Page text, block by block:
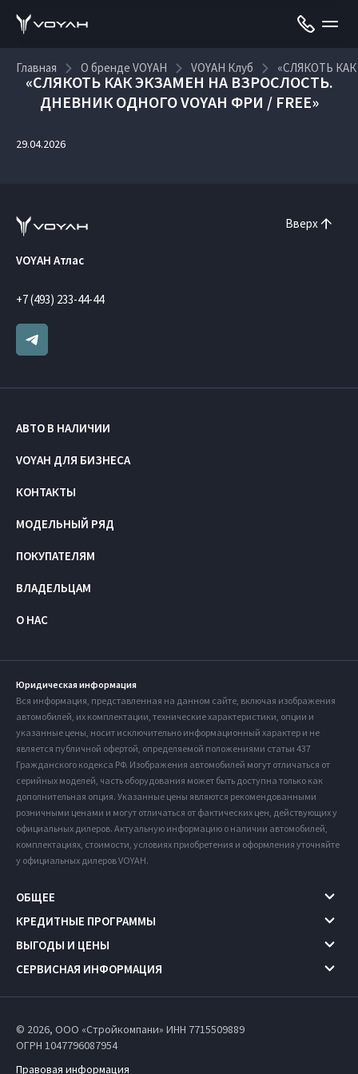
Главная О бренде VOYAH VOYAH Клуб «СЛЯКОТЬ
«СЛЯКОТЬ КАК ЭКЗАМЕН НА ВЗРОСЛОСТЬ.
ДНЕВНИК ОДНОГО VOYAH ФРИ / FREE»
29.04.2026
Вверх
VOYAH Атлас
+7 (493) 233-44-44
АВТО В НАЛИЧИИ
VOYAH ДЛЯ БИЗНЕСА
КОНТАКТЫ
МОДЕЛЬНЫЙ РЯД
ПОКУПАТЕЛЯМ
ВЛАДЕЛЬЦАМ
О НАС
Юридическая информация
Вся информация, представленная на данном сайте, включая изображения
автомобилей, их комплектации, технические характеристики, опции и
указанные цены, носит исключительно информационный характер и не
является публичной офертой, определяемой положениями статьи 437
Гражданского кодекса РФ. Изображения автомобилей могут отличаться от
серийных моделей, часть оборудования может быть доступна только как
дополнительная опция. Указанные цены являются рекомендованными
розничными ценами и могут отличаться от фактических цен, действующих у
официальных дилеров. Актуальную информацию о наличии автомобилей,
комплектациях, стоимости, условиях приобретения и оформления уточняйте
у официальных дилеров VOYAH.
ОБЩЕЕ
КРЕДИТНЫЕ ПРОГРАММЫ
ВЫГОДЫ И ЦЕНЫ
СЕРВИСНАЯ ИНФОРМАЦИЯ
© 2026, ООО «Стройкомпани» ИНН 7715509889
ОГРН 1047796087954
Правовая информация